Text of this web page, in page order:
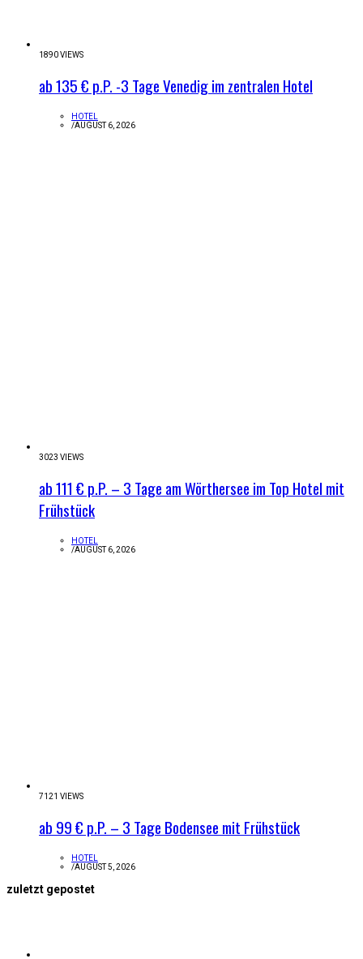
1890 VIEWS
ab 135 € p.P. -3 Tage Venedig im zentralen Hotel
HOTEL
/AUGUST 6, 2026
3023 VIEWS
ab 111 € p.P. – 3 Tage am Wörthersee im Top Hotel mit
Frühstück
HOTEL
/AUGUST 6, 2026
7121 VIEWS
ab 99 € p.P. – 3 Tage Bodensee mit Frühstück
HOTEL
/AUGUST 5, 2026
zuletzt gepostet